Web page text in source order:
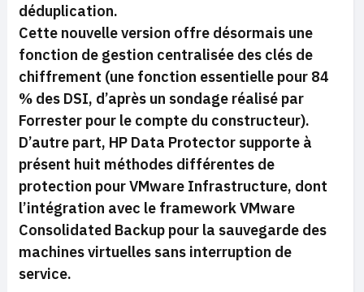
déduplication.
Cette nouvelle version offre désormais une
fonction de gestion centralisée des clés de
chiffrement (une fonction essentielle pour 84
% des DSI, d’après un sondage réalisé par
Forrester pour le compte du constructeur).
D’autre part, HP Data Protector supporte à
présent huit méthodes différentes de
protection pour VMware Infrastructure, dont
l’intégration avec le framework VMware
Consolidated Backup pour la sauvegarde des
machines virtuelles sans interruption de
service.